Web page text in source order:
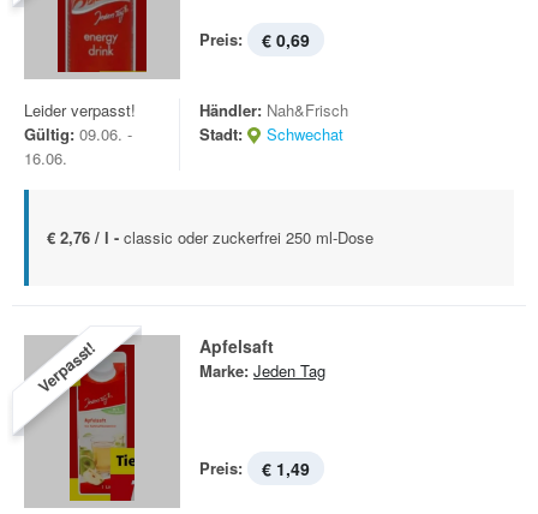
Preis: € 0,69
Leider verpasst!
Gültig: 09.06. -
16.06.
Händler: Nah&Frisch
Stadt:
Schwechat
€ 2,76 / l - classic oder zuckerfrei 250 ml-Dose
Verpasst! Apfelsaft
Marke: Jeden Tag
Preis: € 1,49